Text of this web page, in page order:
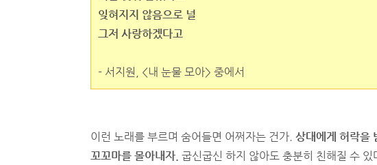
잊혀지지 않음으로 널
그저 사랑하겠다고
- 서지원, <내 눈물 모아> 중에서
이런 노래를 부르며 숨어들면 어쩌자는 건가. 상대에게 허락을
꼬꼬마를 몰아내자. 굽신굽신 하지 않아도 충분히 친해질 수 있